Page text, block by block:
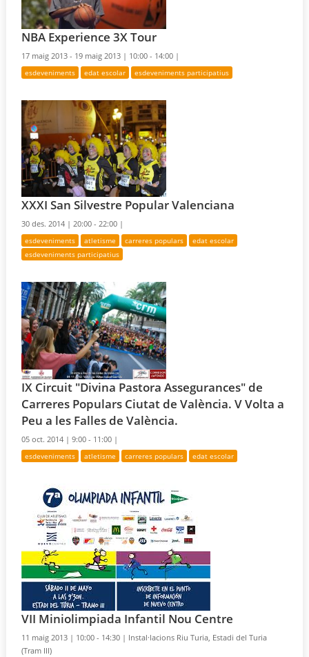
NBA Experience 3X Tour
17 maig 2013 - 19 maig 2013 | 10:00 - 14:00 |
esdeveniments edat escolar esdeveniments participatius
XXXI San Silvestre Popular Valenciana
30 des. 2014 | 20:00 - 22:00 |
esdeveniments atletisme carreres populars
edat escolar
esdeveniments participatius
IX Circuit "Divina Pastora Assegurances" de
Carreres Populars Ciutat de València. V Volta a
Peu a les Falles de València.
05 oct. 2014 |9:00 - 11:00 |
esdeveniments atletisme carreres populars edat escolar
VII Miniolimpiada Infantil Nou Centre
11 maig 2013 | 10:00 - 14:30 | Instal·lacions Riu Turia, Estadi del Turia
(Tram III)